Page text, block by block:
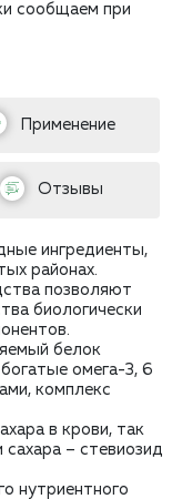
сообщаем при
Применение
Отзывы
ингредиенты,
районах.
позволяют
биологически
белок
омега-3, 6
комплекс
в крови, так
– стевиозид
нутриентного